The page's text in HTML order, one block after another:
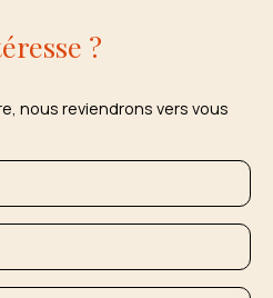
?
nous reviendrons vers vous